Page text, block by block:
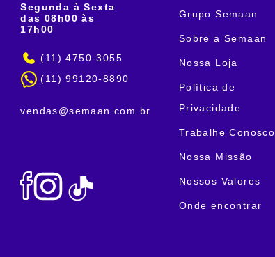
Segunda à Sexta
das 08h00 às
17h00
(11) 4750-3055
(11) 99120-8890
vendas@semaan.com.br
Grupo Semaan
Sobre a Semaan
Nossa Loja
Política de
Privacidade
Trabalhe Conosco
Nossa Missão
Nossos Valores
Onde encontrar